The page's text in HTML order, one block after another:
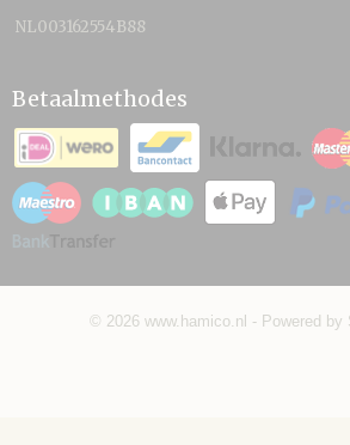
NL003162554B88
Betaalmethodes
© 2026 www.hamico.nl - Powered by